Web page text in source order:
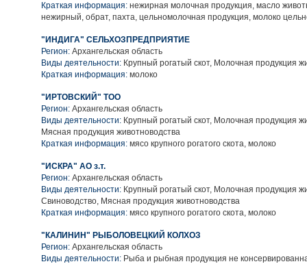
Краткая информация: нежирная молочная продукция, масло
нежирный, обрат, пахта, цельномолочная продукция, молоко
"ИНДИГА" СЕЛЬХОЗПРЕДПРИЯТИЕ
Регион: Архангельская область
Виды деятельности: Крупный рогатый скот, Молочная продукция
Краткая информация: молоко
"ИРТОВСКИЙ" ТОО
Регион: Архангельская область
Виды деятельности: Крупный рогатый скот, Молочная продукция
Мясная продукция животноводства
Краткая информация: мясо крупного рогатого скота, молоко
"ИСКРА" АО з.т.
Регион: Архангельская область
Виды деятельности: Крупный рогатый скот, Молочная продукция
Свиноводство, Мясная продукция животноводства
Краткая информация: мясо крупного рогатого скота, молоко
"КАЛИНИН" РЫБОЛОВЕЦКИЙ КОЛХОЗ
Регион: Архангельская область
Виды деятельности: Рыба и рыбная продукция не